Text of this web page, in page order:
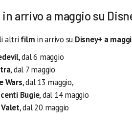
arrivo a maggio su
altri film in arrivo su Disney+ a
, dal 6 maggio
, dal 7 maggio
Wars, dal 13 maggio,
Bugie, dal 14 maggio
, dal 20 maggio